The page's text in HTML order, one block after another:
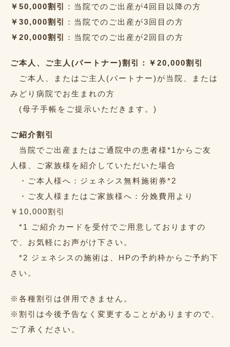
￥50,000割引
：当院でのご出産が4回目以降の方
￥30,000割引
：当院でのご出産が3回目の方
￥20,000割引
：当院でのご出産が2回目の方
ご本人、ご主人(パートナー)割引：￥20,000割引
ご本人、またはご主人(パートナー)が当院、または
みどり病院でお生まれの方
(母子手帳をご提示いただきます。)
ご紹介割引
当院でご出産またはご通院中の患者様*1からご友
人様、ご家族様を紹介していただいた場合
・ご本人様へ：ジェネシス無料施術券*2
・ご友人様またはご家族様へ：分娩費用より
￥10,000割引
*1 ご紹介カードを受付でご用意しておりますの
で、お気軽にお声がけ下さい。
*2 ジェネシスの施術は、HPの予約枠からご予約下
さい。
※各種割引は併用できません。
※割引は今後予告なく変更することがありますので、
ご了承ください。